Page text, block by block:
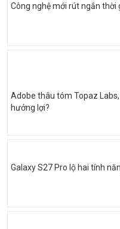
Công nghệ mới rút ngắn thời
Adobe thâu tóm Topaz
hưởng lợi?
Galaxy S27 Pro lộ hai tính